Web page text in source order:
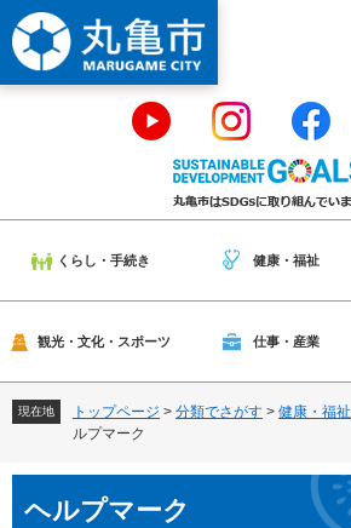
ー
ジ
の
。
ニ
ュ
ー
て
くらし・手続き 健康・福祉
観光・文化・スポーツ 仕事・産業
現在地 トップページ > 分類でさがす > 健康・福祉
ルプマーク
文ヘルプマーク